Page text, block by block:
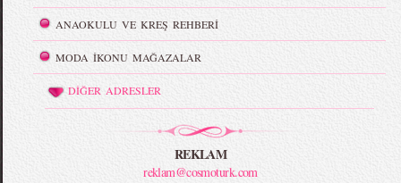
ANAOKULU VE KREŞ REHBERİ
MODA İKONU MAĞAZALAR
DİĞER ADRESLER
REKLAM
reklam@cosmoturk.com